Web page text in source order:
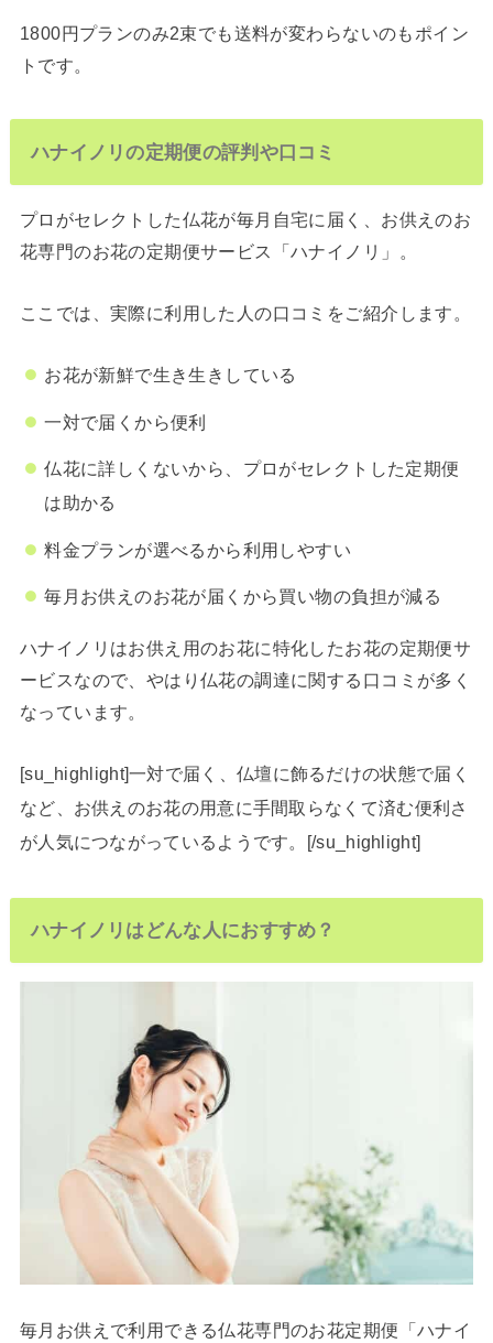
1800円プランのみ2束でも送料が変わらないのもポイン
トです。
ハナイノリの定期便の評判や口コミ
プロがセレクトした仏花が毎月自宅に届く、お供えのお
花専門のお花の定期便サービス「ハナイノリ」。
ここでは、実際に利用した人の口コミをご紹介します。
お花が新鮮で生き生きしている
一対で届くから便利
仏花に詳しくないから、プロがセレクトした定期便
は助かる
料金プランが選べるから利用しやすい
毎月お供えのお花が届くから買い物の負担が減る
ハナイノリはお供え用のお花に特化したお花の定期便サ
ービスなので、やはり仏花の調達に関する口コミが多く
なっています。
[su_highlight]一対で届く、仏壇に飾るだけの状態で届く
など、お供えのお花の用意に手間取らなくて済む便利さ
が人気につながっているようです。[/su_highlight]
ハナイノリはどんな人におすすめ？
毎月お供えで利用できる仏花専門のお花定期便「ハナイ